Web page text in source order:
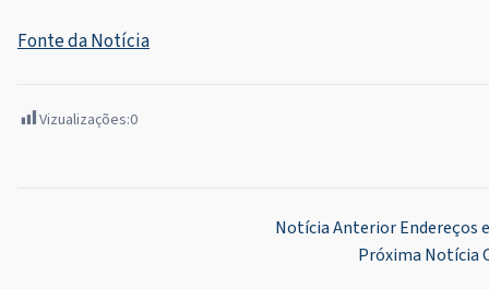
Fonte da Notícia
Vizualizações:0
Notícia Anterior Endereços
Próxima Notícia